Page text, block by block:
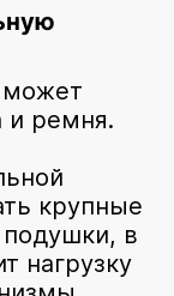
может
и ремня.
крупные
в
нагрузку